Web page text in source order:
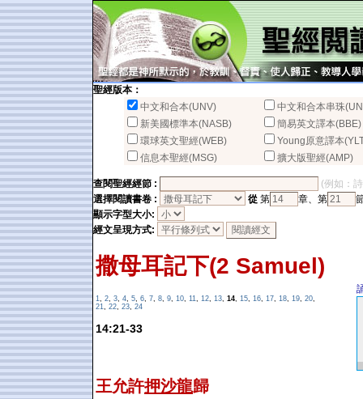
聖經版本：
中文和合本(UNV)
中文和合本串珠
新美國標準本(NASB)
簡易英文譯本(BBE)
環球英文聖經(WEB)
Young原意譯本
信息本聖經(MSG)
擴大版聖經(AMP)
查閱聖經經節 :
(例如：
選擇閱讀書卷 :
從 第 章、第
顯示字型大小:
經文呈現方式:
撒母耳記下(2 Samuel)
1, 2, 3, 4, 5, 6, 7, 8, 9, 10, 11, 12, 13, 14, 15, 16, 17, 18, 19, 20,
21, 22, 23, 24
14:21-33
王允許押沙龍歸